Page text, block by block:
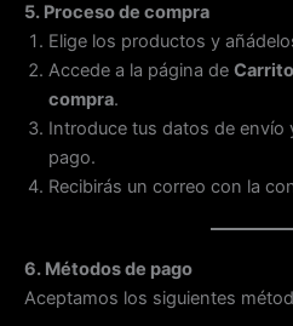
5. Proceso de compra
Elige los productos y
Accede a la página de Carrito
compra.
Introduce tus datos de envío
pago.
Recibirás un correo con la
6. Métodos de pago
Aceptamos los siguientes